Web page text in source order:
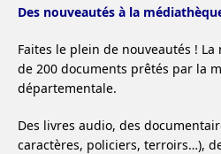
Des nouveautés à la
Faites le plein de nouveautés !
de 200 documents prêtés par la
départementale.
Des livres audio, des
caractères, policiers, terroirs…),